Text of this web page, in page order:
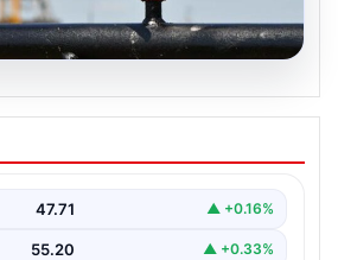
25 Mayıs: Petrol fiyatları
oldu? Brent petrol
47.71 ▲ +0.16%
55.20 ▲ +0.33%